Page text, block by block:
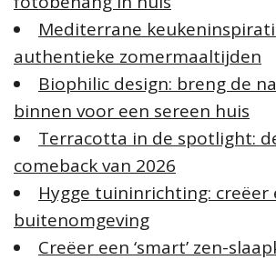
a
r
Mediterrane
authentieke zomermaaltijden
Biophilic design: breng de
binnen voor een sereen huis
Terracotta in de spotlight:
comeback van 2026
Hygge tuininrichting: creëer
buitenomgeving
Creëer een ‘smart’ zen-